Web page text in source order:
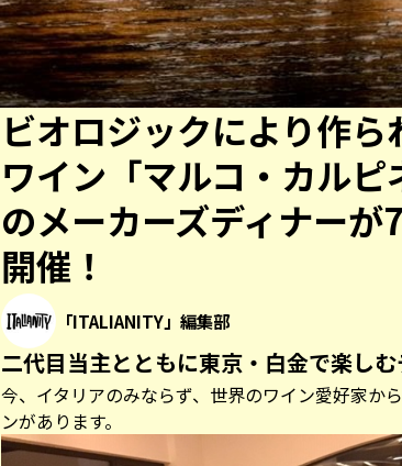
ビオロジックにより作ら
ワイン「マルコ・カルピ
のメーカーズディナーが
開催！
「ITALIANITY」編集部
二代目当主とともに東京・白金で楽し
今、イタリアのみならず、世界のワイン愛好家か
ンがあります。